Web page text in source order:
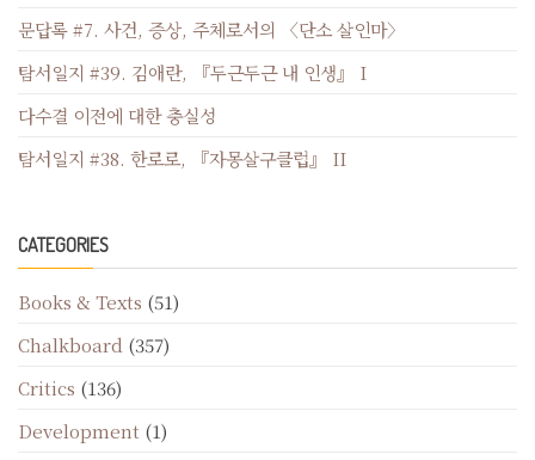
문답록 #7. 사건, 증상, 주체로서의 〈단소 살인마〉
탐서일지 #39. 김애란, 『두근두근 내 인생』 I
다수결 이전에 대한 충실성
탐서일지 #38. 한로로, 『자몽살구클럽』 II
CATEGORIES
Books & Texts (51)
Chalkboard (357)
Critics (136)
Development (1)